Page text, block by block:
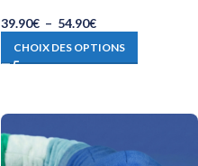
39.90€ – 54.90€
CHOIX DES OPTIONS